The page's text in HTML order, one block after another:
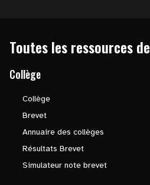
Toutes les ressources de
Collège
Collège
Brevet
Annuaire des collèges
Résultats Brevet
Simulateur note brevet